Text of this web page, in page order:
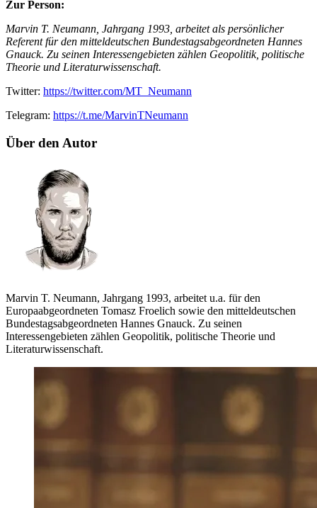
Zur Person:
Marvin T. Neumann, Jahrgang 1993, arbeitet als persönlicher
Referent für den mitteldeutschen Bundestagsabgeordneten Hannes
Gnauck. Zu seinen Interessengebieten zählen Geopolitik, politische
Theorie und Literaturwissenschaft.
Twitter: https://twitter.com/MT_Neumann
Telegram: https://t.me/MarvinTNeumann
Über den Autor
Marvin T. Neumann, Jahrgang 1993, arbeitet u.a. für den
Europaabgeordneten Tomasz Froelich sowie den mitteldeutschen
Bundestagsabgeordneten Hannes Gnauck. Zu seinen
Interessengebieten zählen Geopolitik, politische Theorie und
Literaturwissenschaft.